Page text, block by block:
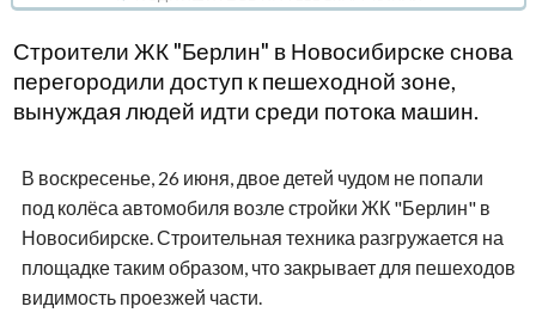
Строители ЖК "Берлин" в Новосибирске снова
перегородили доступ к пешеходной зоне,
вынуждая людей идти среди потока машин.
В воскресенье, 26 июня, двое детей чудом не попали
под колёса автомобиля возле стройки ЖК "Берлин" в
Новосибирске. Строительная техника разгружается на
площадке таким образом, что закрывает для пешеходов
видимость проезжей части.